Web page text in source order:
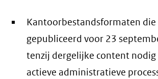
Kantoorbestandsformaten die
gepubliceerd voor 23
tenzij dergelijke content nodig
actieve administratieve